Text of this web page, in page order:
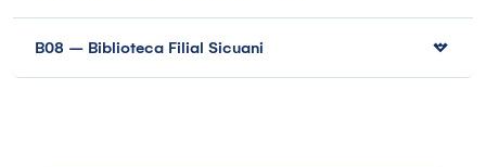
B08 – Biblioteca Filial Sicuani